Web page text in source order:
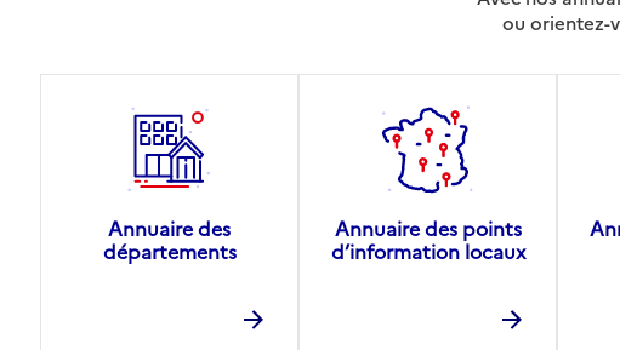
ou orientez-
Annuaire des
départements
Annuaire des points
d’information locaux